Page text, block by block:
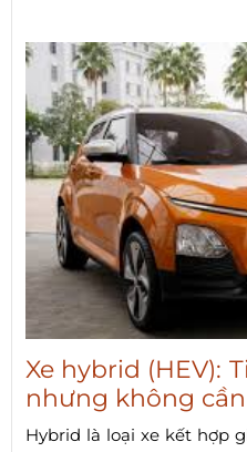
Xe hybrid (HEV):
nhưng không
Hybrid là loại xe kết hợp